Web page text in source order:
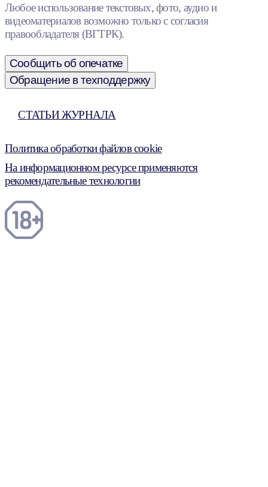
Любое использование текстовых, фото, аудио и
видеоматериалов возможно только с согласия
правообладателя (ВГТРК).
Сообщить об опечатке
Обращение в техподдержку
СТАТЬИ ЖУРНАЛА
Политика обработки файлов cookie
На информационном ресурсе применяются
рекомендательные технологии